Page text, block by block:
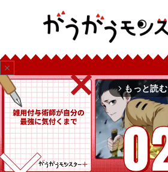
close
arrow_forward_ios もっと読む